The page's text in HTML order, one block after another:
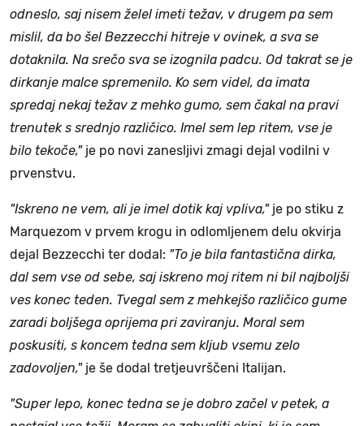
odneslo, saj nisem želel imeti težav, v drugem pa sem
mislil, da bo šel Bezzecchi hitreje v ovinek, a sva se
dotaknila. Na srečo sva se izognila padcu. Od takrat se je
dirkanje malce spremenilo. Ko sem videl, da imata
spredaj nekaj težav z mehko gumo, sem čakal na pravi
trenutek s srednjo različico. Imel sem lep ritem, vse je
bilo tekoče,"je po novi zanesljivi zmagi dejal vodilni v
prvenstvu.
"Iskreno ne vem, ali je imel dotik kaj vpliva,"je po stiku z
Marquezom v prvem krogu in odlomljenem delu okvirja
dejal Bezzecchi ter dodal: "To je bila fantastična dirka,
dal sem vse od sebe, saj iskreno moj ritem ni bil najboljši
ves konec teden. Tvegal sem z mehkejšo različico gume
zaradi boljšega oprijema pri zaviranju. Moral sem
poskusiti, s koncem tedna sem kljub vsemu zelo
zadovoljen,"je še dodal tretjeuvrščeni Italijan.
"Super lepo, konec tedna se je dobro začel v petek, a